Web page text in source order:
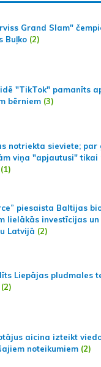
Grand Slam"
Buļko (2)
"TikTok" pamanīts
bērniem (3)
notriekta sieviete; par
viņa "apjautusi" tikai
(1)
piesaista Baltijas
lielākās investīcijas
Latvijā (2)
Liepājas pludmales
(2)
aicina izteikt
noteikumiem (2)